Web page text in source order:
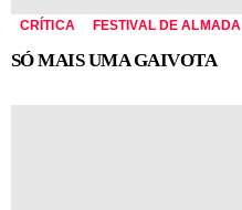
CRÍTICA FESTIVAL DE ALMADA
SÓ MAIS UMA GAIVOTA